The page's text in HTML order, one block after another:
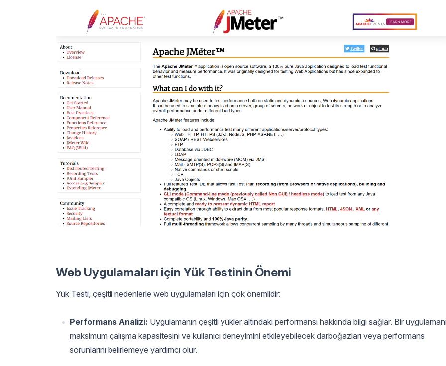
Web Uygulamaları için Yük Testinin Önemi
Yük Testi, çeşitli nedenlerle web uygulamaları için çok önemlidir:
Performans Analizi: Uygulamanın çeşitli yükler altındaki performansı hakkında bilgi sağlar. Bir
maksimum çalışma kapasitesini ve kullanıcı deneyimini etkileyebilecek darboğazları veya performans
sorunlarını belirlemeye yardımcı olur.